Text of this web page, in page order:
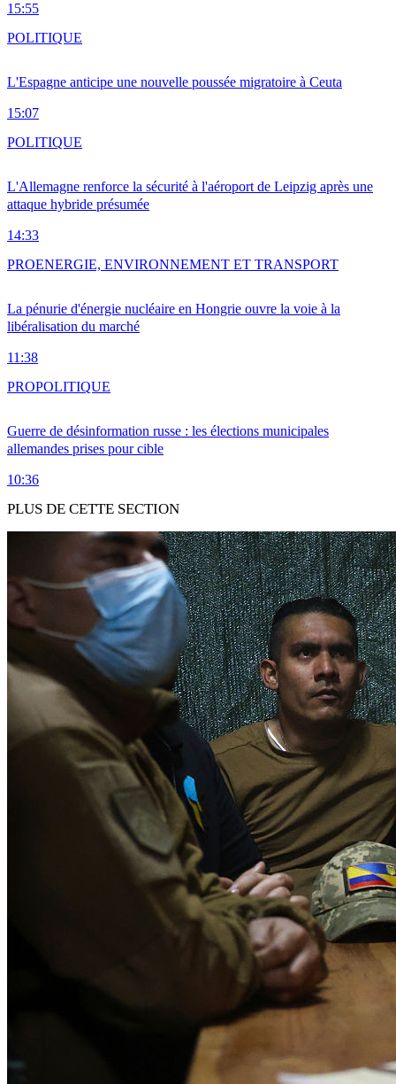
15:55
L'Espagne anticipe une nouvelle poussée migratoire à Ceuta
15:07
POLITIQUE
L'Allemagne renforce la sécurité à l'aéroport de Leipzig après une
attaque hybride présumée
14:33
POLITIQUE
La pénurie d'énergie nucléaire en Hongrie ouvre la voie à la
libéralisation du marché
11:38
PROENERGIE, ENVIRONNEMENT ET TRANSPORT
Guerre de désinformation russe : les élections municipales
allemandes prises pour cible
10:36
PROPOLITIQUE
PLUS DE CETTE SECTION